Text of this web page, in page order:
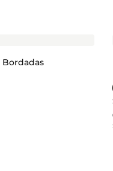
Bordadas